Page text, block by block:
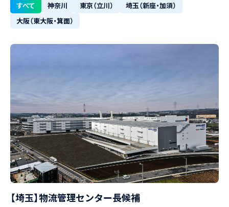
すべて 神奈川 東京（立川）
埼玉（新座・加須）
大阪（東大阪・箕面）
【埼玉】物流管理センター長候補